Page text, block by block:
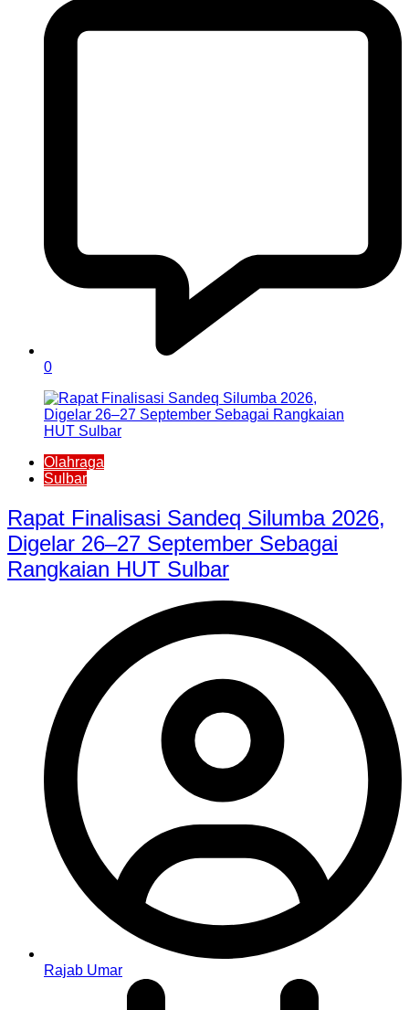
0
Olahraga
Sulbar
Rapat Finalisasi Sandeq Silumba 2026,
Digelar 26–27 September Sebagai
Rangkaian HUT Sulbar
Rajab Umar